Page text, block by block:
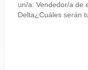
un/a: Vendedor/a de
Delta¿Cuáles serán